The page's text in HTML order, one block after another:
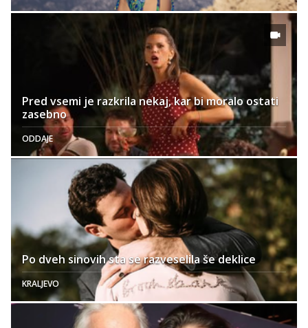
Pred vsemi je razkrila nekaj, kar bi moralo ostati
zasebno
ODDAJE
Po dveh sinovih sta se razveselila še deklice
KRALJEVO